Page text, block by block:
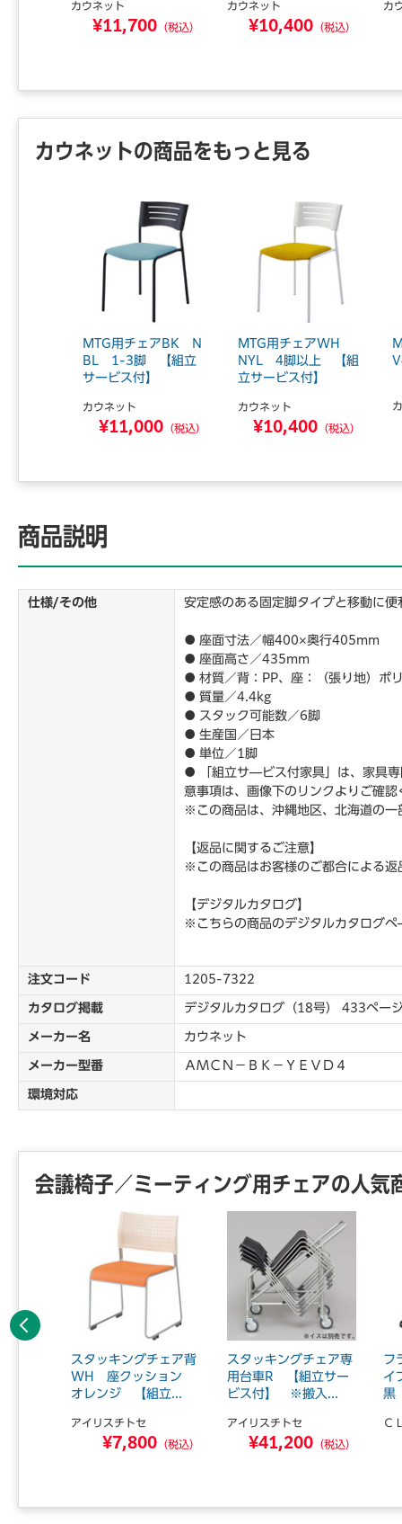
カウネット
¥11,700 （税込）
カウネット
¥10,400 （税込）
カ
カウネットの商品をもっと見る
MTG用チェアBK N
BL 1-3脚 【組立
サービス付】
カウネット
¥11,000（税込）
MTG用チェアWH
NYL 4脚以上 【組
立サービス付】
カウネット
¥10,400 （税込）
商品説明
仕様/その他 安定感のある固定脚タイプと移動に
● 座面寸法／幅400×奥行405mm
● 座面高さ／435mm
● 材質／背：PP、座：（張り地）ポ
● 質量／4.4kg
● スタック可能数／6脚
● 生産国／日本
● 単位／1脚
● 「組立サ―ビス付家具」は、家具専
意事項は、画像下のリンクよりご確認
※この商品は、沖縄地区、北海道の
【返品に関するご注意】
※この商品はお客様のご都合による返
【デジタルカタログ】
※こちらの商品のデジタルカタログ
注文コード 1205-7322
カタログ掲載 デジタルカタログ（18号） 433ペー
メーカー名 カウネット
メーカー型番 ＡＭＣＮ－ＢＫ－ＹＥＶＤ４
環境対応
会議椅子／ミーティング用チェアの人気
スタッキングチェア背
WH 座クッション
オレンジ 【組立...
アイリスチトセ
¥7,800 （税込）
スタッキングチェア専
用台車R 【組立サー
ビス付】 ※搬入...
アイリスチトセ
¥41,200 （税込）
フ
イ
黒
Ｃ
前へ